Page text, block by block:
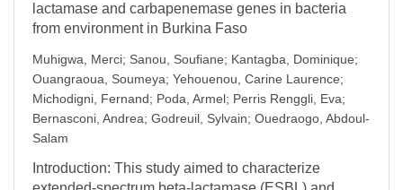
lactamase and carbapenemase genes in bacteria
from environment in Burkina Faso
Muhigwa, Merci; Sanou, Soufiane; Kantagba, Dominique;
Ouangraoua, Soumeya; Yehouenou, Carine Laurence;
Michodigni, Fernand; Poda, Armel; Perris Renggli, Eva;
Bernasconi, Andrea; Godreuil, Sylvain; Ouedraogo, Abdoul-
Salam
Introduction: This study aimed to characterize